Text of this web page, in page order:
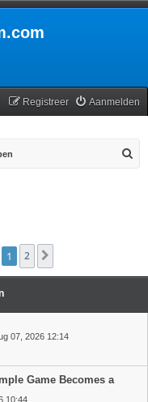
Aanmelden
Registreer
1 2
07, 2026 12:14
Game Becomes a
10:44